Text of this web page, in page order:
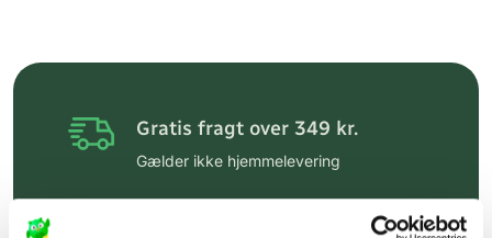
Gratis fragt over 349 kr.
Gælder ikke hjemmelevering